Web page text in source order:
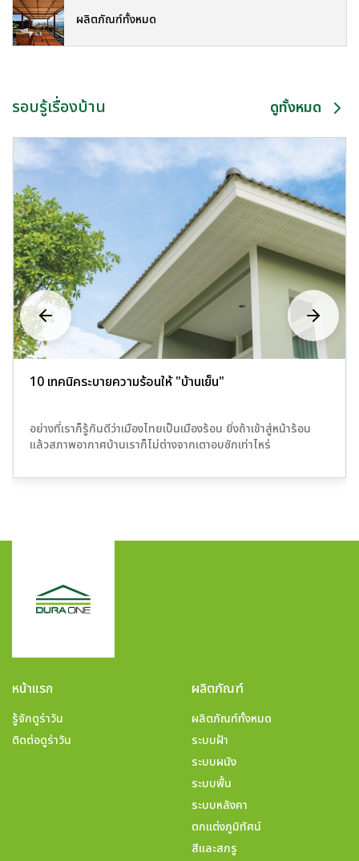
ผลิตภัณฑ์ทั้งหมด
รอบรู้เรื่องบ้าน ดูทั้งหมด
10 เทคนิคระบายความร้อนให้ "บ้านเย็น"
อย่างที่เราก็รู้กันดีว่าเมืองไทยเป็นเมืองร้อน ยิ่งถ้าเข้าสู่หน้าร้อน
แล้วสภาพอากาศบ้านเราก็ไม่ต่างจากเตาอบซักเท่าไหร่
หน้าแรก
รู้จักดูร่าวัน
ติดต่อดูร่าวัน
ผลิตภัณฑ์
ผลิตภัณฑ์ทั้งหมด
ระบบฝ้า
ระบบผนัง
ระบบพื้น
ระบบหลังคา
ตกแต่งภูมิทัศน์
สีและสกรู